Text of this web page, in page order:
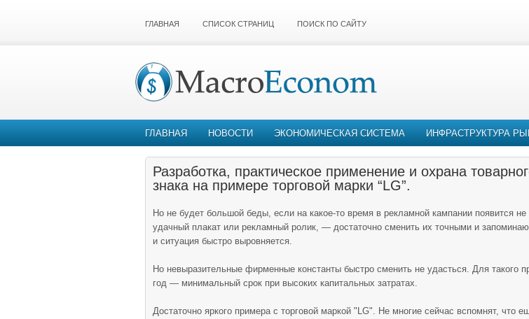
ГЛАВНАЯ СПИСОК СТРАНИЦ ПОИСК ПО САЙТУ
ГЛАВНАЯ НОВОСТИ ЭКОНОМИЧЕСКАЯ СИСТЕМА ИНФРАСТРУКТУРА
Разработка, практическое применение и охрана
знака на примере торговой марки “LG”.
Но не будет большой беды, если на какое-то время в рекламной кампании появится не
удачный плакат или рекламный ролик, — достаточно сменить их точными и
и ситуация быстро выровняется.
Но невыразительные фирменные константы быстро сменить не удасться. Для такого
год — минимальный срок при высоких капитальных затратах.
Достаточно яркого примера с торговой маркой "LG". Не многие сейчас вспомнят, что